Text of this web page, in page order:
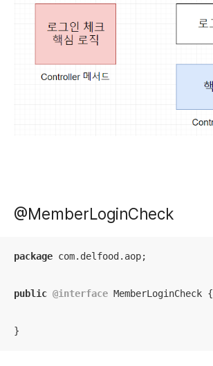
@MemberLoginCheck
package com.delfood.aop;
public @interface MemberLoginCheck {